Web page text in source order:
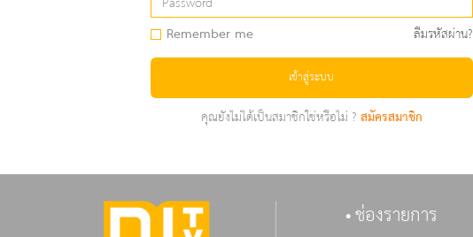
Remember me ลืมรหัสผ่าน?
เข้าสู่ระบบ
คุณยังไม่ได้เป็นสมาชิกใช่หรือไม่ ?สมัครสมาชิก
ช่องรายการ